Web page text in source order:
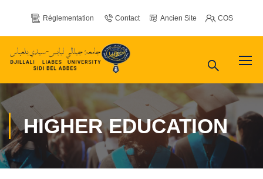
Réglementation Contact Ancien Site COS
HIGHER EDUCATION